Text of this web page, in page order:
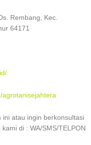
Rembang, Kec.
64171
agrotanisejahtera
atau ingin berkonsultasi
di : WA/SMS/TELPON